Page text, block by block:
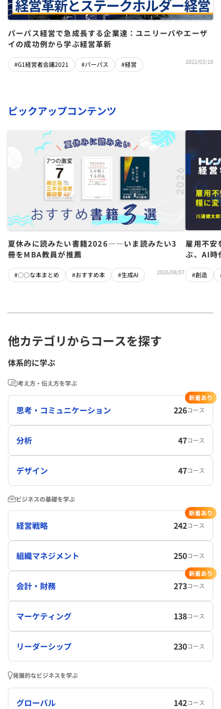
パーパス経営で急成長する企業達：ユニリーバやエーザ
イの成功例から学ぶ経営革新
#G1経営者会議2021 #パーパス #経営 2022/03/18
ピックアップコンテンツ
夏休みに読みたい書籍2026――いま読みたい3
冊をMBA教員が推薦
#〇〇な本まとめ #おすすめ本 #生成AI 2026/08/07
雇用不
ぶ、AI時
#創造
他カテゴリからコースを探す
体系的に学ぶ
考え方・伝え方を学ぶ
思考・コミュニケーション 226コース
新着あり
分析 47コース
デザイン 47コース
ビジネスの基礎を学ぶ
経営戦略 242コース
新着あり
組織マネジメント 250コース
会計・財務 273コース
新着あり
マーケティング 138コース
リーダーシップ 230コース
発展的なビジネスを学ぶ
グローバル 142コース